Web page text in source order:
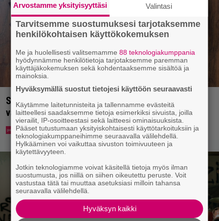
Syötkö perunoita näin? Tutkijat löysivät yhteyden
vakavaan kansansairauteen
Arvostamme yksityisyyttäsi Valintasi
Tarvitsemme suostumuksesi tarjotaksemme
henkilökohtaisen käyttökokemuksen
Me ja huolellisesti valitsemamme88 teknologiakumppania
hyödynnämme henkilötietoja tarjotaksemme paremman
käyttäjäkokemuksen sekä kohdentaaksemme sisältöä ja
mainoksia.
Hyväksymällä suostut tietojesi käyttöön seuraavasti
Käytämme laitetunnisteita ja tallennamme evästeitä
laitteellesi saadaksemme tietoja esimerkiksi sivuista, joilla
vierailit, IP-osoitteestasi sekä laitteesi ominaisuuksista.
Pääset tutustumaan yksityiskohtaisesti käyttötarkoituksiin ja
teknologiakumppaneihimme seuraavalla välilehdellä.
Hylkääminen voi vaikuttaa sivuston toimivuuteen ja
käytettävyyteen.
Jotkin teknologiamme voivat käsitellä tietoja myös ilman
suostumusta, jos niillä on siihen oikeutettu peruste. Voit
vastustaa tätä tai muuttaa asetuksiasi milloin tahansa
seuraavalla välilehdellä.
Hyväksyn kaikki